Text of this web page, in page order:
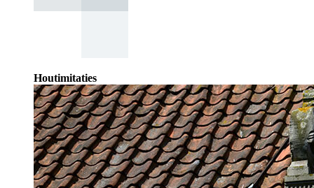
Houtimitaties